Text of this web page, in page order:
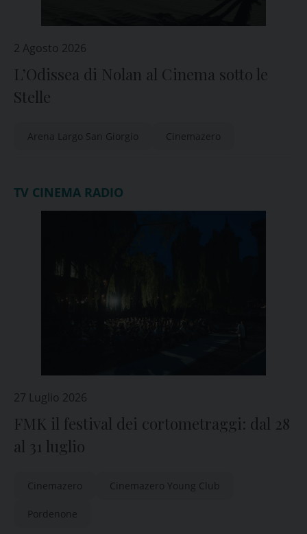
2 Agosto 2026
L’Odissea di Nolan al Cinema sotto le
Stelle
Arena Largo San Giorgio Cinemazero
TV CINEMA RADIO
27 Luglio 2026
FMK il festival dei cortometraggi: dal 28
al 31 luglio
Cinemazero Cinemazero Young Club
Pordenone